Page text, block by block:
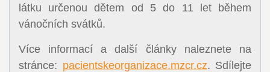
látku určenou dětem od 5 do 11 let během
vánočních svátků.
Více informací a další články naleznete na
stránce: pacientskeorganizace.mzcr.cz. Sdílejte